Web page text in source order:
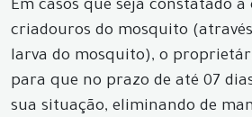
Em casos que seja constatado a
criadouros do mosquito
larva do mosquito), o
para que no prazo de até 07
sua situação, eliminando de